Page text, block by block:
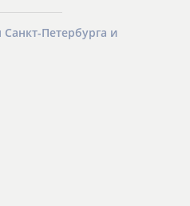
Петербурга и